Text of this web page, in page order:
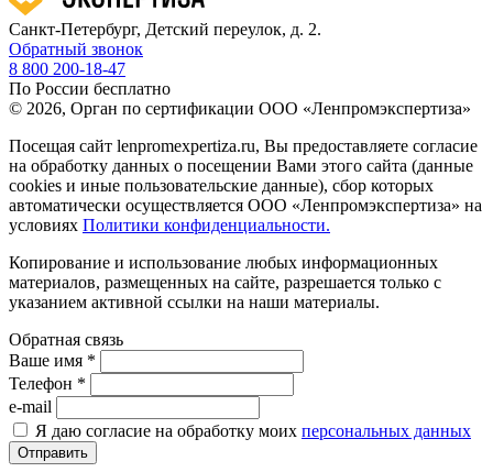
Санкт-Петербург, Детский переулок, д. 2.
Обратный звонок
8 800 200-18-47
По России бесплатно
© 2026, Орган по сертификации ООО «Ленпромэкспертиза»
Посещая сайт lenpromexpertiza.ru, Вы предоставляете согласие
на обработку данных о посещении Вами этого сайта (данные
cookies и иные пользовательские данные), сбор которых
автоматически осуществляется ООО «Ленпромэкспертиза» на
условиях Политики конфиденциальности.
Копирование и использование любых информационных
материалов, размещенных на сайте, разрешается только с
указанием активной ссылки на наши материалы.
Обратная связь
Ваше имя *
Телефон *
e-mail
Я даю согласие на обработку моих персональных данных
Отправить